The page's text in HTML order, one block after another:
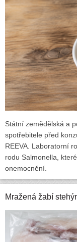
Státní zemědělská a
spotřebitele před
REEVA. Laboratorní
rodu Salmonella,
onemocnění.
Mražená žabí